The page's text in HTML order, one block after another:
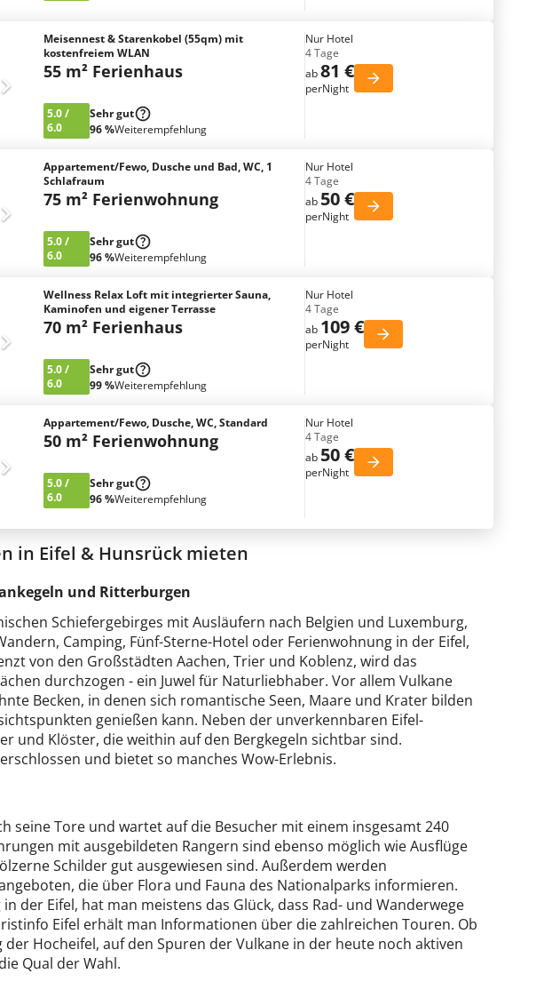
Meisennest & Starenkobel (55qm) mit
kostenfreiem WLAN
55 m² Ferienhaus
5.0/
6.0
Sehr gut
96 %Weiterempfehlung
Nur Hotel
4 Tage
ab81 €
perNight
Appartement/Fewo, Dusche und Bad, WC, 1
Schlafraum
75 m² Ferienwohnung
5.0/
6.0
Sehr gut
96 %Weiterempfehlung
Nur Hotel
4 Tage
ab 50 €
perNight
Wellness Relax Loft mit integrierter Sauna,
Kaminofen und eigener Terrasse
70 m² Ferienhaus
5.0/
6.0
Sehr gut
99 %Weiterempfehlung
Nur Hotel
4 Tage
ab 109 €
perNight
Appartement/Fewo, Dusche, WC, Standard
50 m² Ferienwohnung
5.0/
6.0
Sehr gut
96 %Weiterempfehlung
Nur Hotel
4 Tage
ab 50 €
perNight
in Eifel & Hunsrück mieten
und Ritterburgen
Schiefergebirges mit Ausläufern nach Belgien und Luxemburg,
Camping, Fünf-Sterne-Hotel oder Ferienwohnung in der Eifel,
von den Großstädten Aachen, Trier und Koblenz, wird das
durchzogen - ein Juwel für Naturliebhaber. Vor allem Vulkane
Becken, in denen sich romantische Seen, Maare und Krater bilden
genießen kann. Neben der unverkennbaren Eifel-
und Klöster, die weithin auf den Bergkegeln sichtbar sind.
und bietet so manches Wow-Erlebnis.
seine Tore und wartet auf die Besucher mit einem insgesamt 240
mit ausgebildeten Rangern sind ebenso möglich wie Ausflüge
Schilder gut ausgewiesen sind. Außerdem werden
die über Flora und Fauna des Nationalparks informieren.
der Eifel, hat man meistens das Glück, dass Rad- und Wanderwege
Eifel erhält man Informationen über die zahlreichen Touren. Ob
Hocheifel, auf den Spuren der Vulkane in der heute noch aktiven
Qual der Wahl.